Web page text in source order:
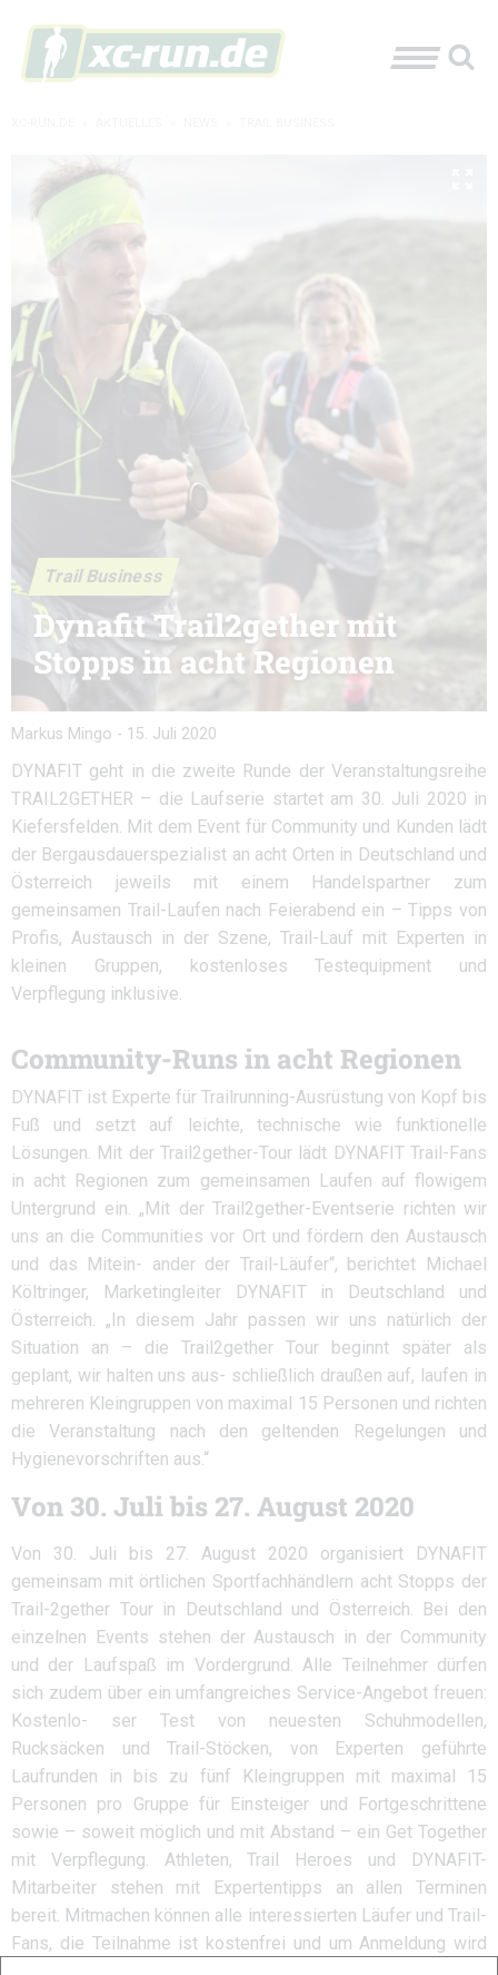
Trail Business
Dynafit Trail2gether mit
Stopps in acht Regionen
Markus Mingo - 15. Juli 2020
DYNAFIT geht in die zweite Runde der Veranstaltungsreihe
TRAIL2GETHER – die Laufserie startet am 30. Juli 2020 in
Kiefersfelden. Mit dem Event für Community und Kunden lädt
der Bergausdauerspezialist an acht Orten in Deutschland und
Österreich jeweils mit einem Handelspartner zum
gemeinsamen Trail-Laufen nach Feierabend ein – Tipps von
Profis, Austausch in der Szene, Trail-Lauf mit Experten in
kleinen Gruppen, kostenloses Testequipment und
Verpflegung inklusive.
Community-Runs in acht Regionen
DYNAFIT ist Experte für Trailrunning-Ausrüstung von Kopf bis
Fuß und setzt auf leichte, technische wie funktionelle
Lösungen. Mit der Trail2gether-Tour lädt DYNAFIT Trail-Fans
in acht Regionen zum gemeinsamen Laufen auf flowigem
Untergrund ein. „Mit der Trail2gether-Eventserie richten wir
uns an die Communities vor Ort und fördern den Austausch
und das Mitein- ander der Trail-Läufer“, berichtet Michael
Költringer, Marketingleiter DYNAFIT in Deutschland und
Österreich. „In diesem Jahr passen wir uns natürlich der
Situation an – die Trail2gether Tour beginnt später als
geplant, wir halten uns aus- schließlich draußen auf, laufen in
mehreren Kleingruppen von maximal 15 Personen und richten
die Veranstaltung nach den geltenden Regelungen und
Hygienevorschriften aus.“
Von 30. Juli bis 27. August 2020
Von 30. Juli bis 27. August 2020 organisiert DYNAFIT
gemeinsam mit örtlichen Sportfachhändlern acht Stopps der
Trail-2gether Tour in Deutschland und Österreich. Bei den
einzelnen Events stehen der Austausch in der Community
und der Laufspaß im Vordergrund. Alle Teilnehmer dürfen
sich zudem über ein umfangreiches Service-Angebot freuen:
Kostenlo- ser Test von neuesten Schuhmodellen,
Rucksäcken und Trail-Stöcken, von Experten geführte
Laufrunden in bis zu fünf Kleingruppen mit maximal 15
Personen pro Gruppe für Einsteiger und Fortgeschrittene
sowie – soweit möglich und mit Abstand – ein Get Together
mit Verpflegung. Athleten, Trail Heroes und DYNAFIT-
Mitarbeiter stehen mit Expertentipps an allen Terminen
bereit. Mitmachen können alle interessierten Läufer und Trail-
Fans, die Teilnahme ist kostenfrei und um Anmeldung wird